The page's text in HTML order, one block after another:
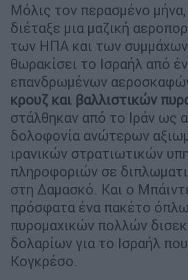
Μόλις τον περασμένο
διέταξε μια μαζική
των ΗΠΑ και των συμμάχων
θωρακίσει το Ισραήλ από
επανδρωμένων
κρουζ και βαλλιστικών
στάλθηκαν από το Ιράν ως
δολοφονία ανώτερων
ιρανικών στρατιωτικών
πληροφοριών σε
στη Δαμασκό. Και ο
πρόσφατα ένα πακέτο
πυρομαχικών πολλών
δολαρίων για το Ισραήλ
Κογκρέσο.